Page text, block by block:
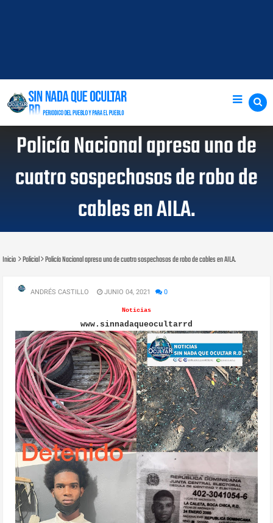
Policía Nacional apresa uno de
cuatro sospechosos de robo de
cables en AILA.
Inicio Policial Policía Nacional apresa uno de cuatro sospechosos de robo de cables en AILA.
ANDRÉS CASTILLO JUNIO 04, 2021 0
Noticias
www.sinnadaqueocultarrd